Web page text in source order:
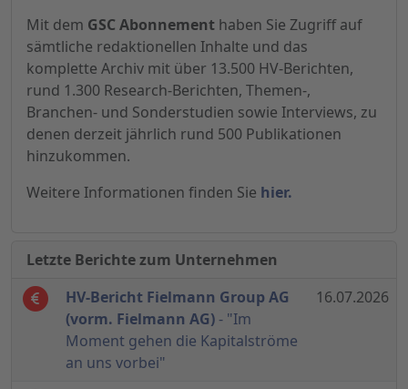
Mit dem GSC Abonnement haben Sie Zugriff auf
sämtliche redaktionellen Inhalte und das
komplette Archiv mit über 13.500 HV-Berichten,
rund 1.300 Research-Berichten, Themen-,
Branchen- und Sonderstudien sowie Interviews, zu
denen derzeit jährlich rund 500 Publikationen
hinzukommen.
Weitere Informationen finden Sie hier.
Letzte Berichte zum Unternehmen
HV-Bericht Fielmann Group AG
(vorm. Fielmann AG) - "Im
Moment gehen die Kapitalströme
an uns vorbei"
16.07.2026